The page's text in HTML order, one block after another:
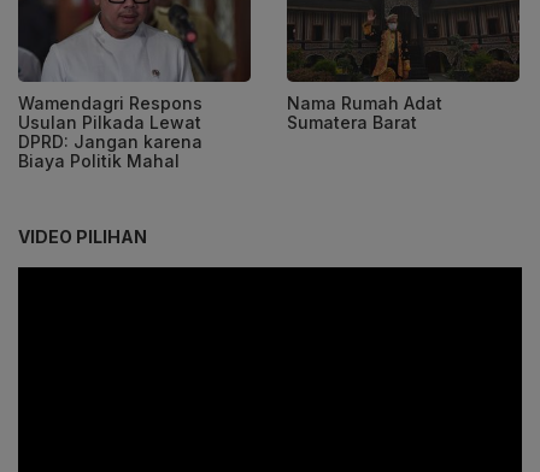
Wamendagri Respons
Usulan Pilkada Lewat
DPRD: Jangan karena
Biaya Politik Mahal
Nama Rumah Adat
Sumatera Barat
VIDEO PILIHAN